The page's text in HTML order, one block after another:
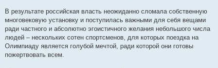
В результате российская власть неожиданно сломала собственную
многовековую установку и поступилась важными для себя вещами
ради частного и абсолютно эгоистичного желания небольшого числа
людей – нескольких сотен спортсменов, для которых поездка на
Олимпиаду является голубой мечтой, ради которой они готовы
пожертвовать всем.